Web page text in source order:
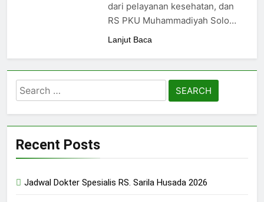
dari pelayanan kesehatan, dan
RS PKU Muhammadiyah Solo…
Lanjut Baca
Search
for:
Recent Posts
Jadwal Dokter Spesialis RS. Sarila Husada 2026